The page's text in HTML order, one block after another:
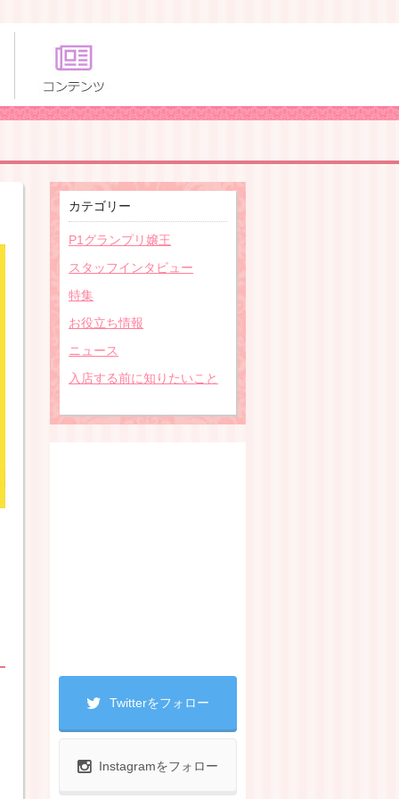
カテゴリー
P1グランプリ嬢王
スタッフインタビュー
特集
お役立ち情報
ニュース
入店する前に知りたいこと
Twitterをフォロー
Instagramをフォロー